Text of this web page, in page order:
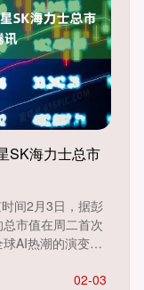
SK海力士总市
间2月3日，据彭
市值在周二首次
AI热潮的演变正
02-03